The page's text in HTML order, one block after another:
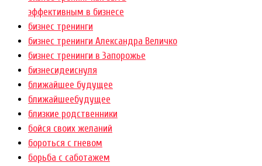
эффективным в бизнесе
бизнес тренинги
бизнес тренинги Александра Величко
бизнес тренинги в Запорожье
бизнесидеиснуля
ближайшее будущее
ближайшеебудущее
близкие родственники
бойся своих желаний
бороться с гневом
борьба с саботажем